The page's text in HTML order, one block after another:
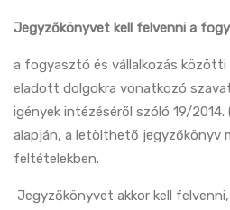
Jegyzőkönyvet kell felvenni a
a fogyasztó és vállalkozás közötti
eladott dolgokra vonatkozó
igények intézéséről szóló 19/2014.
alapján, a letölthető jegyzőkönyv
feltételekben.
Jegyzőkönyvet akkor kell